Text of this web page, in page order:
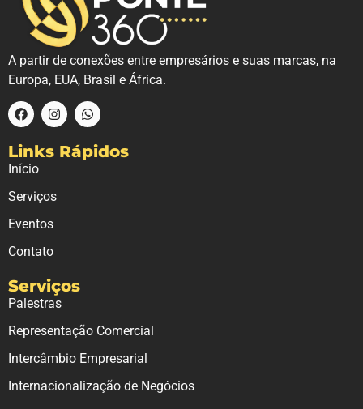
A partir de conexões entre empresários e suas marcas, na
Europa, EUA, Brasil e África.
Links Rápidos
Início
Serviços
Eventos
Contato
Serviços
Palestras
Representação Comercial
Intercâmbio Empresarial
Internacionalização de Negócios